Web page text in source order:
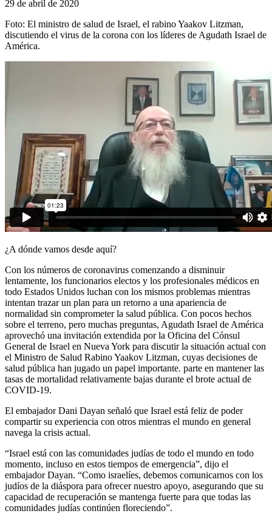
29 de abril de 2020
Foto: El ministro de salud de Israel, el rabino Yaakov Litzman,
discutiendo el virus de la corona con los líderes de Agudath Israel de
América.
¿A dónde vamos desde aquí?
Con los números de coronavirus comenzando a disminuir
lentamente, los funcionarios electos y los profesionales médicos en
todo Estados Unidos luchan con los mismos problemas mientras
intentan trazar un plan para un retorno a una apariencia de
normalidad sin comprometer la salud pública. Con pocos hechos
sobre el terreno, pero muchas preguntas, Agudath Israel de América
aprovechó una invitación extendida por la Oficina del Cónsul
General de Israel en Nueva York para discutir la situación actual con
el Ministro de Salud Rabino Yaakov Litzman, cuyas decisiones de
salud pública han jugado un papel importante. parte en mantener las
tasas de mortalidad relativamente bajas durante el brote actual de
COVID-19.
El embajador Dani Dayan señaló que Israel está feliz de poder
compartir su experiencia con otros mientras el mundo en general
navega la crisis actual.
“Israel está con las comunidades judías de todo el mundo en todo
momento, incluso en estos tiempos de emergencia”, dijo el
embajador Dayan. “Como israelíes, debemos comunicarnos con los
judíos de la diáspora para ofrecer nuestro apoyo, asegurando que su
capacidad de recuperación se mantenga fuerte para que todas las
comunidades judías continúen floreciendo”.